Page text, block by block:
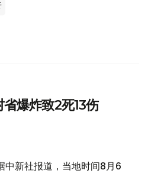
爆炸致2死13伤
中新社报道，当地时间8月6